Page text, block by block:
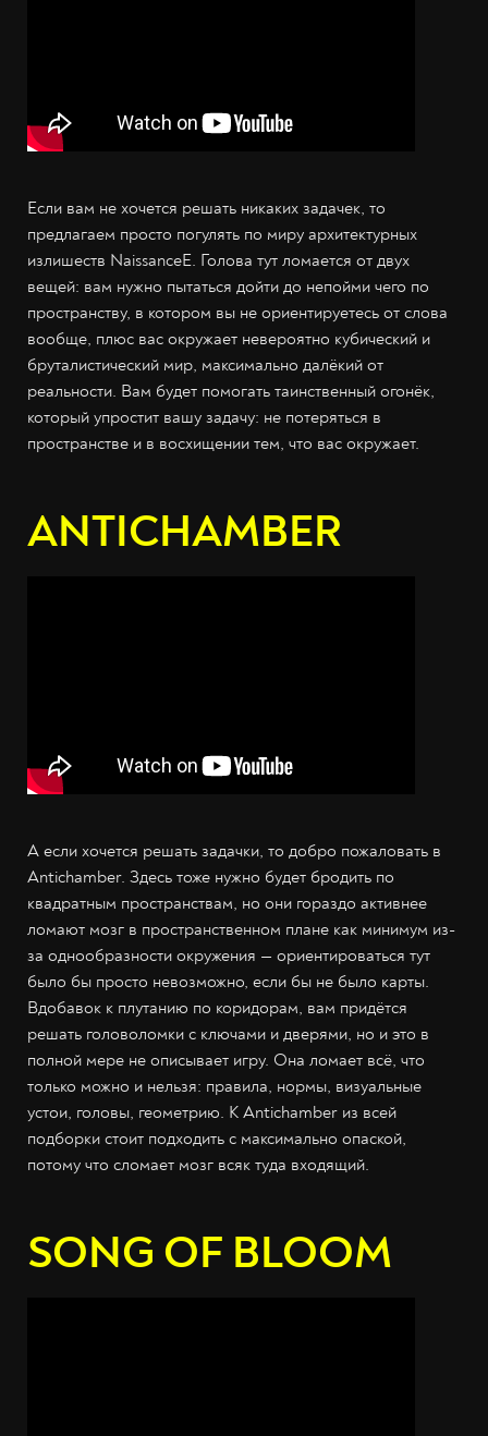
Если вам не хочется решать никаких задачек, то
предлагаем просто погулять по миру архитектурных
излишеств NaissanceE. Голова тут ломается от двух
вещей: вам нужно пытаться дойти до непойми чего по
пространству, в котором вы не ориентируетесь от слова
вообще, плюс вас окружает невероятно кубический и
бруталистический мир, максимально далёкий от
реальности. Вам будет помогать таинственный огонёк,
который упростит вашу задачу: не потеряться в
пространстве и в восхищении тем, что вас окружает.
ANTICHAMBER
А если хочется решать задачки, то добро пожаловать в
Antichamber. Здесь тоже нужно будет бродить по
квадратным пространствам, но они гораздо активнее
ломают мозг в пространственном плане как минимум из-
за однообразности окружения — ориентироваться тут
было бы просто невозможно, если бы не было карты.
Вдобавок к плутанию по коридорам, вам придётся
решать головоломки с ключами и дверями, но и это в
полной мере не описывает игру. Она ломает всё, что
только можно и нельзя: правила, нормы, визуальные
устои, головы, геометрию. К Antichamber из всей
подборки стоит подходить с максимально опаской,
потому что сломает мозг всяк туда входящий.
SONG OF BLOOM